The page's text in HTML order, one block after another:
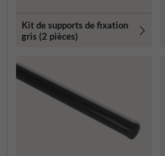
Kit de supports de fixation
gris (2 pièces)